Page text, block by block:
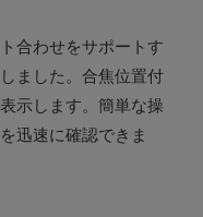
合わせをサポートす
ました。合焦位置付
示します。簡単な操
迅速に確認できま